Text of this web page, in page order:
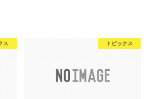
ス トピックス